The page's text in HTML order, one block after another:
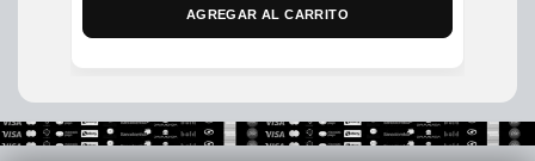
is:
AGREGAR AL CARRITO